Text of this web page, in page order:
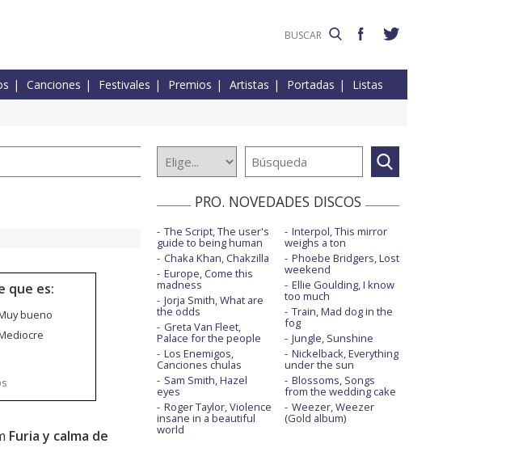
Canciones Festivales Premios Artistas Portadas Listas
que es:
bueno
Furia y calma de
PRO. NOVEDADES DISCOS
The Script, The user's
guide to being human
Chaka Khan, Chakzilla
Europe, Come this
madness
Jorja Smith, What are
the odds
Greta Van Fleet,
Palace for the people
Los Enemigos,
Canciones chulas
Sam Smith, Hazel
eyes
Roger Taylor, Violence
insane in a beautiful
world
Interpol, This mirror
weighs a ton
Phoebe Bridgers, Lost
weekend
Ellie Goulding, I know
too much
Train, Mad dog in the
fog
Jungle, Sunshine
Nickelback, Everything
under the sun
Blossoms, Songs
from the wedding cake
Weezer, Weezer
(Gold album)